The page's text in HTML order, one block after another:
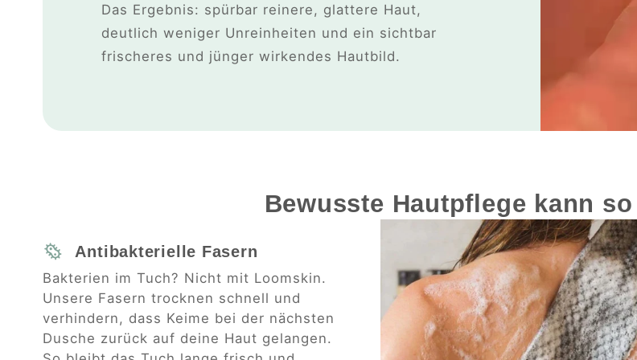
Das Ergebnis: spürbar reinere, glattere Haut,
deutlich weniger Unreinheiten und ein sichtbar
frischeres und jünger wirkendes Hautbild.
Bewusste Hautpflege kann
Antibakterielle Fasern
Bakterien im Tuch? Nicht mit Loomskin.
Unsere Fasern trocknen schnell und
verhindern, dass Keime bei der nächsten
Dusche zurück auf deine Haut gelangen.